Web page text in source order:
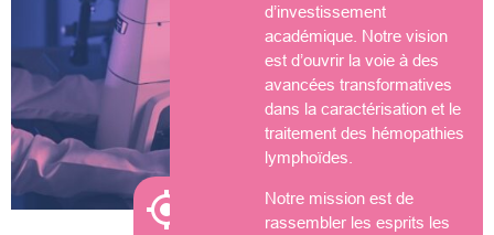
d’investissement
académique. Notre vision
est d’ouvrir la voie à des
avancées transformatives
dans la caractérisation et le
traitement des hémopathies
lymphoïdes.
Notre mission est de
rassembler les esprits les